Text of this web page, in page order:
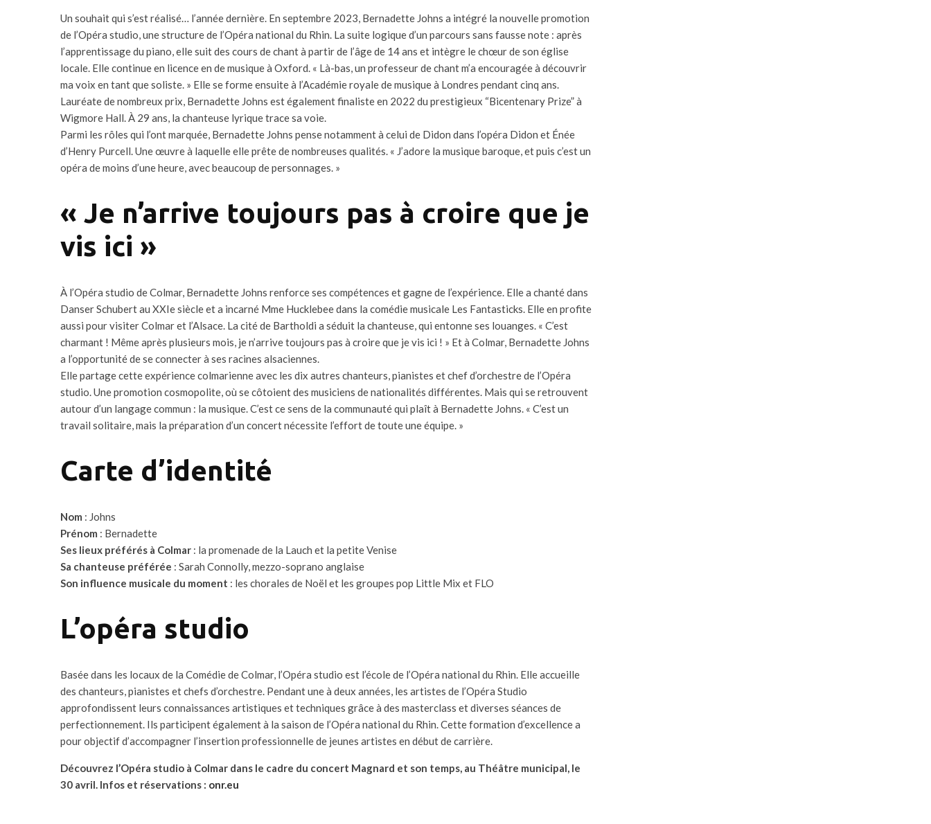
Un souhait qui s’est réalisé… l’année dernière. En septembre 2023, Bernadette Johns a intégré la nouvelle promotion
de l’Opéra studio, une structure de l’Opéra national du Rhin. La suite logique d’un parcours sans fausse note : après
l’apprentissage du piano, elle suit des cours de chant à partir de l’âge de 14 ans et intègre le chœur de son église
locale. Elle continue en licence en de musique à Oxford. « Là-bas, un professeur de chant m’a encouragée à découvrir
ma voix en tant que soliste. » Elle se forme ensuite à l’Académie royale de musique à Londres pendant cinq ans.
Lauréate de nombreux prix, Bernadette Johns est également finaliste en 2022 du prestigieux “Bicentenary Prize” à
Wigmore Hall. À 29 ans, la chanteuse lyrique trace sa voie.
Parmi les rôles qui l’ont marquée, Bernadette Johns pense notamment à celui de Didon dans l’opéra Didon et Énée
d’Henry Purcell. Une œuvre à laquelle elle prête de nombreuses qualités. « J’adore la musique baroque, et puis c’est un
opéra de moins d’une heure, avec beaucoup de personnages. »
« Je n’arrive toujours pas à croire que je
vis ici »
À l’Opéra studio de Colmar, Bernadette Johns renforce ses compétences et gagne de l’expérience. Elle a chanté dans
Danser Schubert au XXIe siècle et a incarné Mme Hucklebee dans la comédie musicale Les Fantasticks. Elle en profite
aussi pour visiter Colmar et l’Alsace. La cité de Bartholdi a séduit la chanteuse, qui entonne ses louanges. « C’est
charmant ! Même après plusieurs mois, je n’arrive toujours pas à croire que je vis ici ! » Et à Colmar, Bernadette Johns
a l’opportunité de se connecter à ses racines alsaciennes.
Elle partage cette expérience colmarienne avec les dix autres chanteurs, pianistes et chef d’orchestre de l’Opéra
studio. Une promotion cosmopolite, où se côtoient des musiciens de nationalités différentes. Mais qui se retrouvent
autour d’un langage commun : la musique. C’est ce sens de la communauté qui plaît à Bernadette Johns. « C’est un
travail solitaire, mais la préparation d’un concert nécessite l’effort de toute une équipe. »
Carte d’identité
Nom : Johns
Prénom : Bernadette
Ses lieux préférés à Colmar : la promenade de la Lauch et la petite Venise
Sa chanteuse préférée : Sarah Connolly, mezzo-soprano anglaise
Son influence musicale du moment : les chorales de Noël et les groupes pop Little Mix et FLO
L’opéra studio
Basée dans les locaux de la Comédie de Colmar, l’Opéra studio est l’école de l’Opéra national du Rhin. Elle accueille
des chanteurs, pianistes et chefs d’orchestre. Pendant une à deux années, les artistes de l’Opéra Studio
approfondissent leurs connaissances artistiques et techniques grâce à des masterclass et diverses séances de
perfectionnement. Ils participent également à la saison de l’Opéra national du Rhin. Cette formation d’excellence a
pour objectif d’accompagner l’insertion professionnelle de jeunes artistes en début de carrière.
Découvrez l’Opéra studio à Colmar dans le cadre du concert Magnard et son temps, au Théâtre municipal, le
30 avril. Infos et réservations : onr.eu